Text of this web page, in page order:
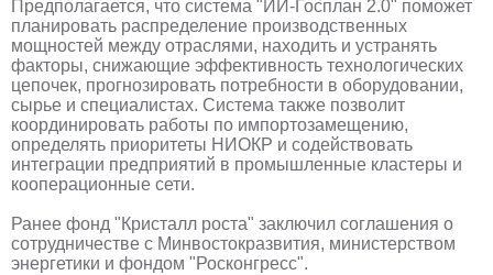
Предполагается, что система "ИИ-Госплан 2.0" поможет
планировать распределение производственных
мощностей между отраслями, находить и устранять
факторы, снижающие эффективность технологических
цепочек, прогнозировать потребности в оборудовании,
сырье и специалистах. Система также позволит
координировать работы по импортозамещению,
определять приоритеты НИОКР и содействовать
интеграции предприятий в промышленные кластеры и
кооперационные сети.
Ранее фонд "Кристалл роста" заключил соглашения о
сотрудничестве с Минвостокразвития, министерством
энергетики и фондом "Росконгресс".